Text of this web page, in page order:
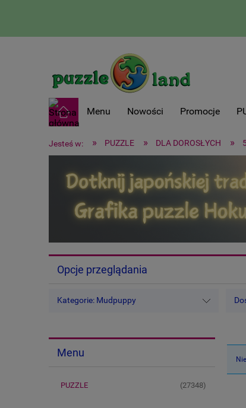
Menu Nowości Promocje
Jesteś w: » PUZZLE » DLA DOROSŁYCH »
Opcje przeglądania
Kategorie: Mudpuppy
Menu
PUZZLE (27348)